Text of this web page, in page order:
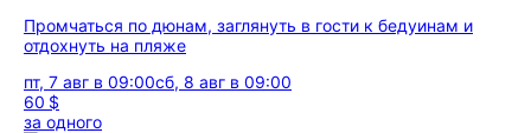
Промчаться по дюнам, заглянуть в гости к бедуинам и
отдохнуть на пляже
пт, 7 авг в 09:00сб, 8 авг в 09:00
60 $
за одного